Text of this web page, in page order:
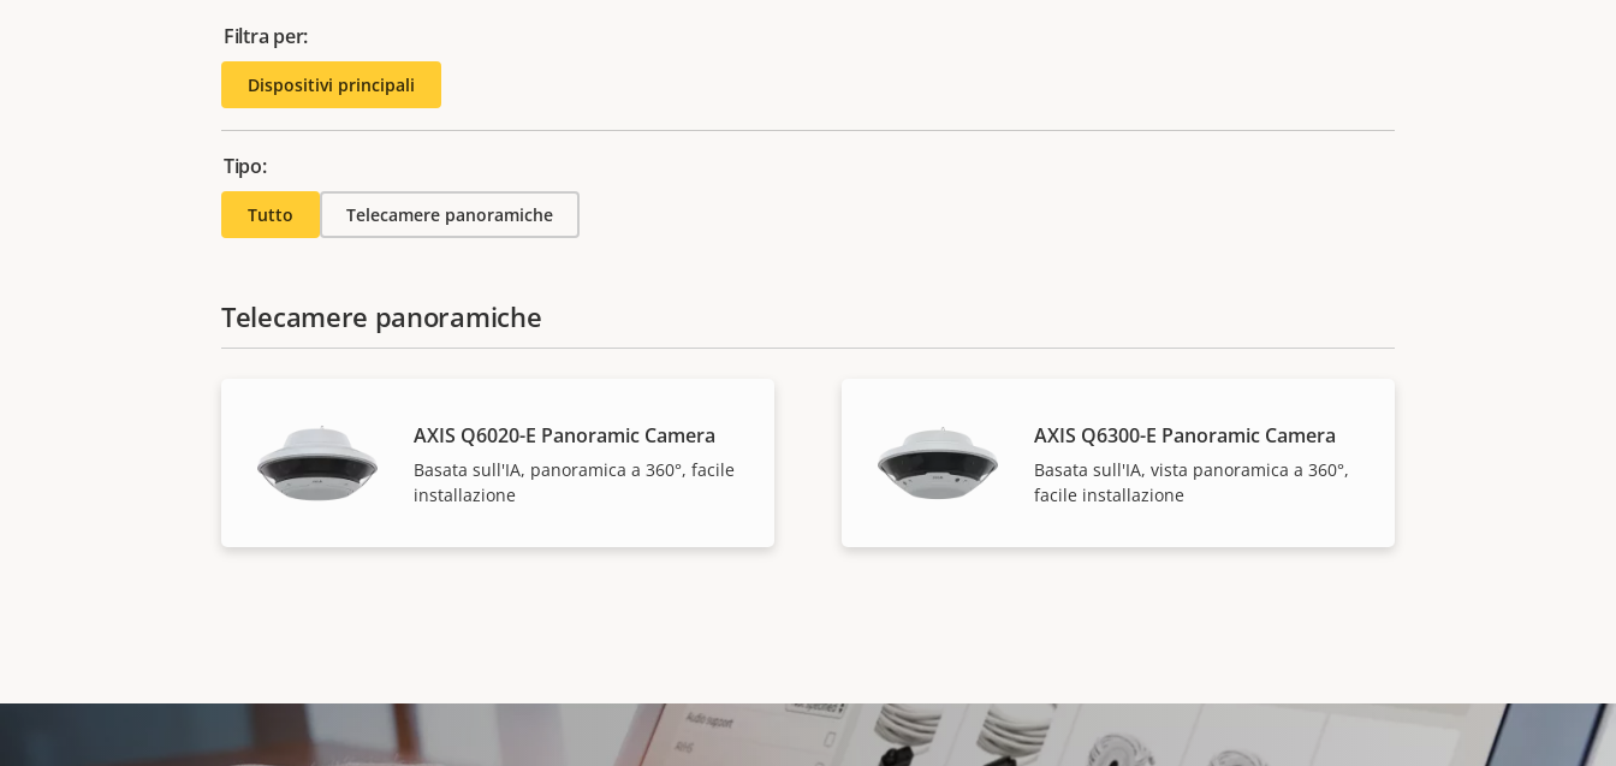
Filtra per:
Dispositivi principali
Tipo:
Tutto Telecamere panoramiche
Telecamere panoramiche
AXIS Q6020-E Panoramic Camera
Basata sull'IA, panoramica a 360°, facile
installazione
AXIS Q6300-E Panoramic Camera
Basata sull'IA, vista panoramica a 360°,
facile installazione